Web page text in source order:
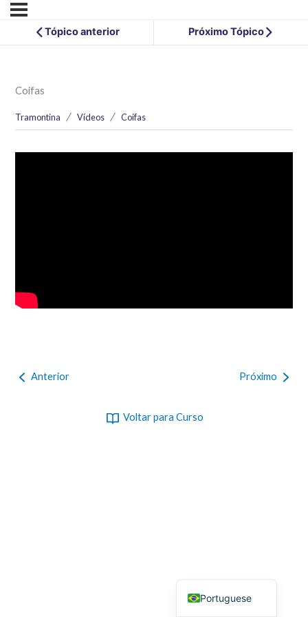
Tópico anterior Próximo Tópico
Coifas
Tramontina Vídeos Coifas
Anterior Próximo
Voltar para Curso
Portuguese